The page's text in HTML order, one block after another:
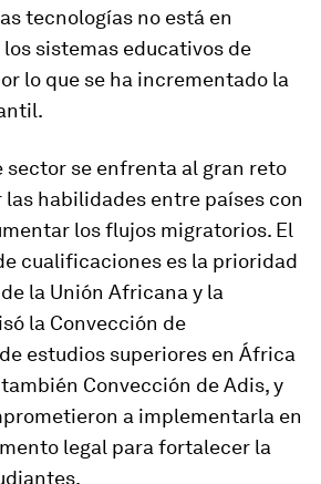
tecnologías no está en
sistemas educativos de
lo que se ha incrementado la
sector se enfrenta al gran reto
las habilidades entre países con
los flujos migratorios. El
cualificaciones es la prioridad
la Unión Africana y la
la Convección de
estudios superiores en África
Convección de Adis, y
a implementarla en
legal para fortalecer la